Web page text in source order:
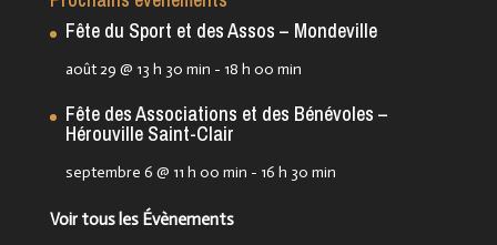
Fête du Sport et des Assos – Mondeville
août 29 @ 13 h 30 min - 18 h 00 min
Fête des Associations et des Bénévoles –
Hérouville Saint-Clair
septembre 6 @ 11 h 00 min - 16 h 30 min
Voir tous les Évènements